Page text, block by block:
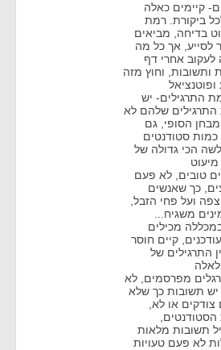
קיימים כאלה
ביקורת. רמת
בדיחה, מביאים
לסייע, אך כל מה
לעקוב אחרי דף
ותשובות, וחוץ מזה
ופוטנציאל
התרגילים- יש
שלהם לא
הסופי, גם
כמות סטודנטים
הכי גדולה של
טובים, לא פעם
כך שאנשים
ועל פחי הזבל,
משגיח...
מכילים
קיים חוסר
התרגילים של
מפרסמים, לא
יש תשובות כך שלא
צודקים או לא,
תשובות מלאות
לא פעם טעויות